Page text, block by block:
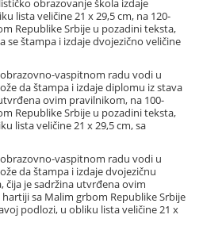
obrazovanje škola izdaje
lista veličine 21 x 29,5 cm, na 120-
Republike Srbije u pozadini teksta,
se štampa i izdaje dvojezično veličine
vaspitnom radu vodi u
da štampa i izdaje diplomu iz stava
ovim pravilnikom, na 100-
Republike Srbije u pozadini teksta,
lista veličine 21 x 29,5 cm, sa
vaspitnom radu vodi u
da štampa i izdaje dvojezičnu
čija je sadržina utvrđena ovim
sa Malim grbom Republike Srbije
podlozi, u obliku lista veličine 21 x